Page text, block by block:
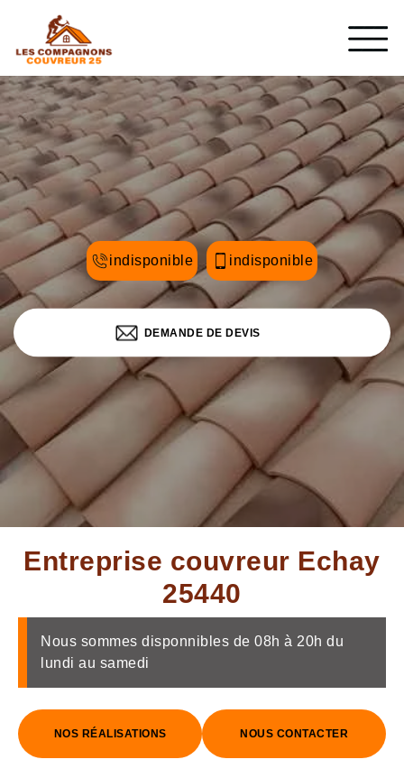
indisponible indisponible
DEMANDE DE DEVIS
Entreprise couvreur Echay
25440
Nous sommes disponnibles de 08h à 20h du
lundi au samedi
NOS RÉALISATIONS NOUS CONTACTER